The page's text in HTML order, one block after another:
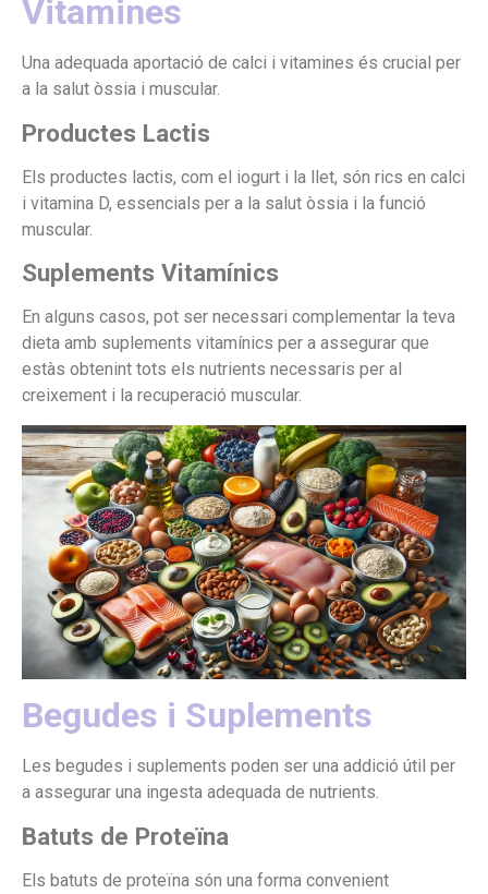
Vitamines
Una adequada aportació de calci i vitamines és crucial per
a la salut òssia i muscular.
Productes Lactis
Els productes lactis, com el iogurt i la llet, són rics en calci
i vitamina D, essencials per a la salut òssia i la funció
muscular.
Suplements Vitamínics
En alguns casos, pot ser necessari complementar la teva
dieta amb suplements vitamínics per a assegurar que
estàs obtenint tots els nutrients necessaris per al
creixement i la recuperació muscular.
Begudes i Suplements
Les begudes i suplements poden ser una addició útil per
a assegurar una ingesta adequada de nutrients.
Batuts de Proteïna
Els batuts de proteïna són una forma convenient